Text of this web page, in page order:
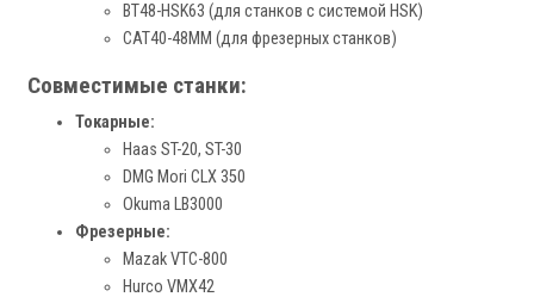
BT48-HSK63 (для станков с системой HSK)
CAT40-48MM (для фрезерных станков)
Совместимые станки:
Токарные:
Haas ST-20, ST-30
DMG Mori CLX 350
Okuma LB3000
Фрезерные:
Mazak VTC-800
Hurco VMX42